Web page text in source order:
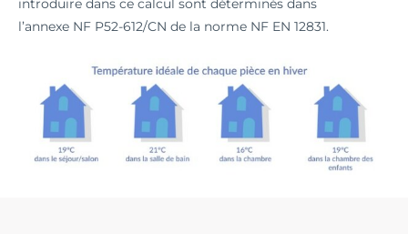
introduire dans ce calcul sont déterminés dans
l’annexe NF P52-612/CN de la norme NF EN 12831.